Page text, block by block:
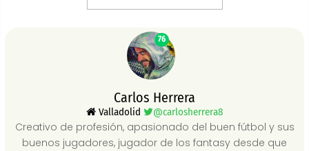
76
Carlos Herrera
Valladolid @carlosherrera8
Creativo de profesión, apasionado del buen fútbol y sus
buenos jugadores, jugador de los fantasy desde que